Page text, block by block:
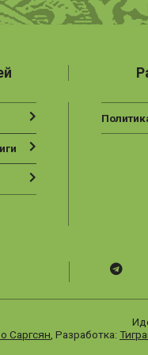
Саргсян , Разработка: